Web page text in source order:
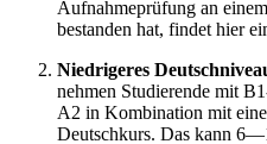
Aufnahmeprüfung an
bestanden hat, findet hier
Niedrigeres
nehmen Studierende mit
A2 in Kombination mit
Deutschkurs. Das kann